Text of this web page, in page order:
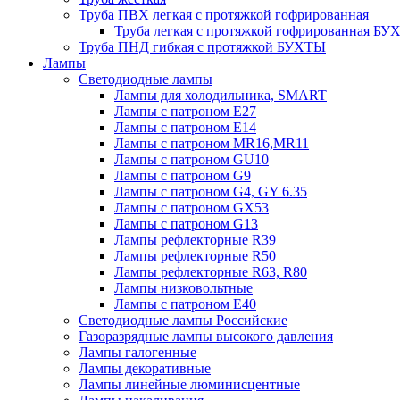
Труба ПВХ легкая с протяжкой гофрированная
Труба легкая с протяжкой гофрированная
Труба ПНД гибкая с протяжкой БУХТЫ
Лампы
Светодиодные лампы
Лампы для холодильника, SMART
Лампы с патроном E27
Лампы с патроном Е14
Лампы с патроном MR16,MR11
Лампы с патроном GU10
Лампы с патроном G9
Лампы с патроном G4, GY 6.35
Лампы с патроном GX53
Лампы с патроном G13
Лампы рефлекторные R39
Лампы рефлекторные R50
Лампы рефлекторные R63, R80
Лампы низковольтные
Лампы с патроном Е40
Светодиодные лампы Российские
Газоразрядные лампы высокого давления
Лампы галогенные
Лампы декоративные
Лампы линейные люминисцентные